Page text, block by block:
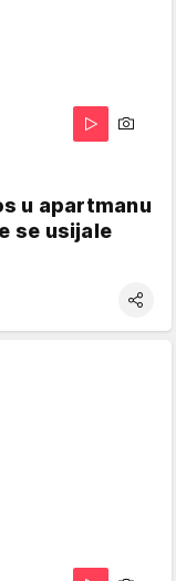
u apartmanu
se usijale